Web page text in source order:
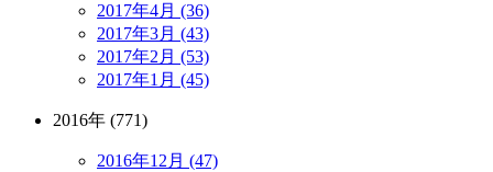
2017年4月 (36)
2017年3月 (43)
2017年2月 (53)
2017年1月 (45)
2016年 (771)
2016年12月 (47)